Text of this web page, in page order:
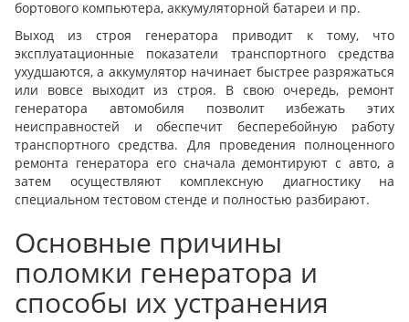
бортового компьютера, аккумуляторной батареи и пр.
Выход из строя генератора приводит к тому, что
эксплуатационные показатели транспортного средства
ухудшаются, а аккумулятор начинает быстрее разряжаться
или вовсе выходит из строя. В свою очередь, ремонт
генератора автомобиля позволит избежать этих
неисправностей и обеспечит бесперебойную работу
транспортного средства. Для проведения полноценного
ремонта генератора его сначала демонтируют с авто, а
затем осуществляют комплексную диагностику на
специальном тестовом стенде и полностью разбирают.
Основные причины
поломки генератора и
способы их устранения